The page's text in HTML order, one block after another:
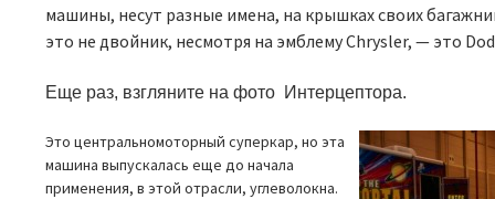
машины, несут разные имена, на крышках своих
это не двойник, несмотря на эмблемуChrysler, — это
Еще раз, взгляните на фото Интерцептора.
Это центральномоторный суперкар, но эта
машина выпускалась еще до начала
применения, в этой отрасли, углеволокна.